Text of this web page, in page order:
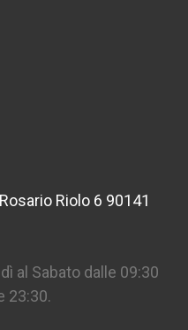
Riolo 6 90141
al Sabato dalle 09:30
23:30.